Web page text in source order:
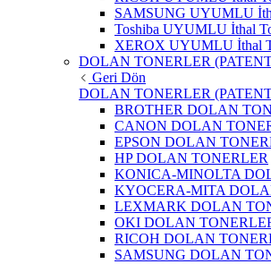
SAMSUNG UYUMLU
Toshiba UYUMLU İthal
XEROX UYUMLU İthal
DOLAN TONERLER
Geri Dön
DOLAN TONERLER
BROTHER DOLAN
CANON DOLAN
EPSON DOLAN
HP DOLAN TONERLER
KONICA-MINOLTA
KYOCERA-MITA
LEXMARK DOLAN
OKI DOLAN
RICOH DOLAN
SAMSUNG DOLAN